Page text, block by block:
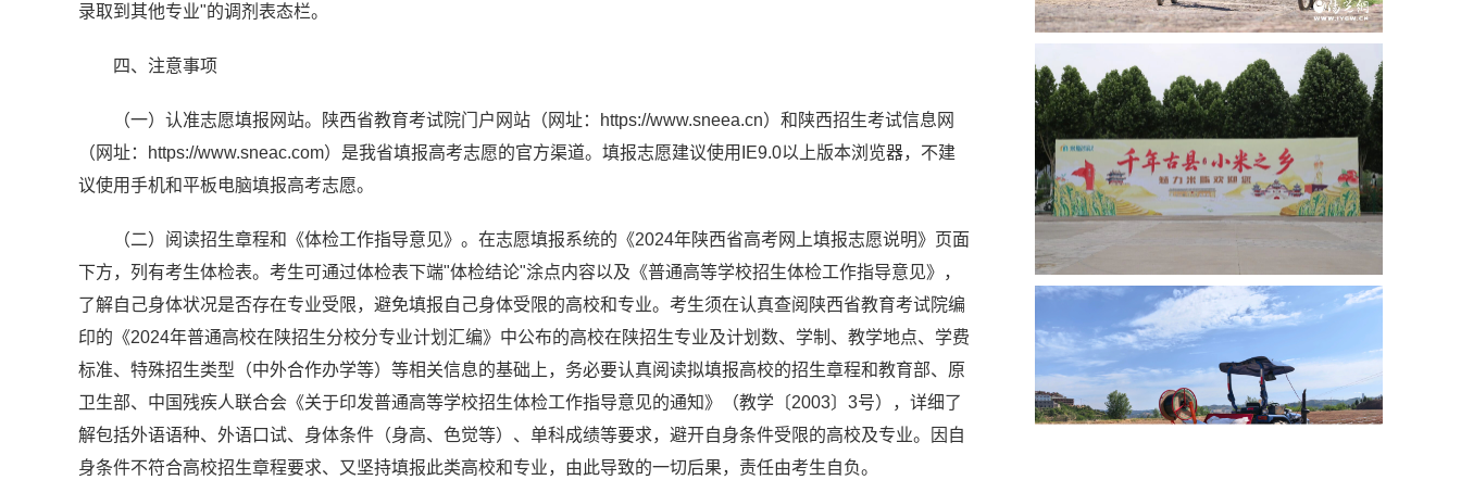
录取到其他专业"的调剂表态栏。
四、注意事项
（一）认准志愿填报网站。陕西省教育考试院门户网站（网址：https://www.sneea.cn）和陕西招生考试信息网
（网址：https://www.sneac.com）是我省填报高考志愿的官方渠道。填报志愿建议使用IE9.0以上版本浏览器，不建
议使用手机和平板电脑填报高考志愿。
（二）阅读招生章程和《体检工作指导意见》。在志愿填报系统的《2024年陕西省高考网上填报志愿说明》页面
下方，列有考生体检表。考生可通过体检表下端"体检结论"涂点内容以及《普通高等学校招生体检工作指导意见》，
了解自己身体状况是否存在专业受限，避免填报自己身体受限的高校和专业。考生须在认真查阅陕西省教育考试院编
印的《2024年普通高校在陕招生分校分专业计划汇编》中公布的高校在陕招生专业及计划数、学制、教学地点、学费
标准、特殊招生类型（中外合作办学等）等相关信息的基础上，务必要认真阅读拟填报高校的招生章程和教育部、原
卫生部、中国残疾人联合会《关于印发普通高等学校招生体检工作指导意见的通知》（教学〔2003〕3号），详细了
解包括外语语种、外语口试、身体条件（身高、色觉等）、单科成绩等要求，避开自身条件受限的高校及专业。因自
身条件不符合高校招生章程要求、又坚持填报此类高校和专业，由此导致的一切后果，责任由考生自负。